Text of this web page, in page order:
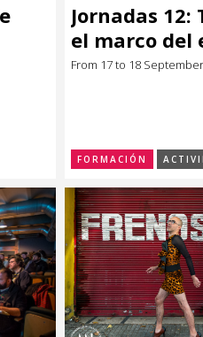
Jornadas 12:
el marco del
Fotografía
From 17 to 18
FORMACIÓN